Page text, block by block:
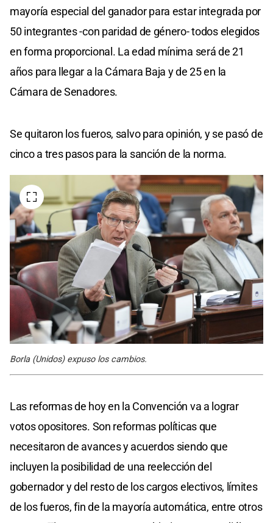
mayoría especial del ganador para estar integrada por
50 integrantes -con paridad de género- todos elegidos
en forma proporcional. La edad mínima será de 21
años para llegar a la Cámara Baja y de 25 en la
Cámara de Senadores.
Se quitaron los fueros, salvo para opinión, y se pasó de
cinco a tres pasos para la sanción de la norma.
Borla (Unidos) expuso los cambios.
Las reformas de hoy en la Convención va a lograr
votos opositores. Son reformas políticas que
necesitaron de avances y acuerdos siendo que
incluyen la posibilidad de una reelección del
gobernador y del resto de los cargos electivos, límites
de los fueros, fin de la mayoría automática, entre otros